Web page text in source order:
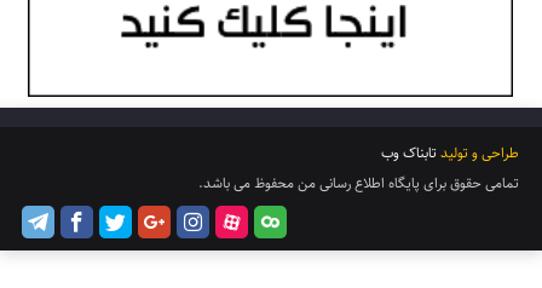
طراحی و تولیدتابناک وب
تمامی حقوق برای پایگاه اطلاع رسانی من محفوظ می باشد.